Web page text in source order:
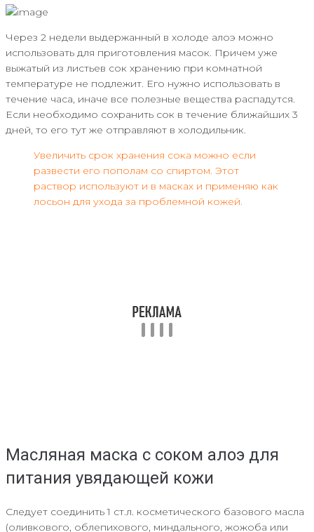
Через 2 недели выдержанный в холоде алоэ можно
использовать для приготовления масок. Причем уже
выжатый из листьев сок хранению при комнатной
температуре не подлежит. Его нужно использовать в
течение часа, иначе все полезные вещества распадутся.
Если необходимо сохранить сок в течение ближайших 3
дней, то его тут же отправляют в холодильник.
Увеличить срок хранения сока можно если
развести его пополам со спиртом. Этот
раствор используют и в масках и применяю как
лосьон для ухода за проблемной кожей.
Масляная маска с соком алоэ для
питания увядающей кожи
Следует соединить 1 ст.л. косметического базового масла
(оливкового, облепихового, миндального, жожоба или